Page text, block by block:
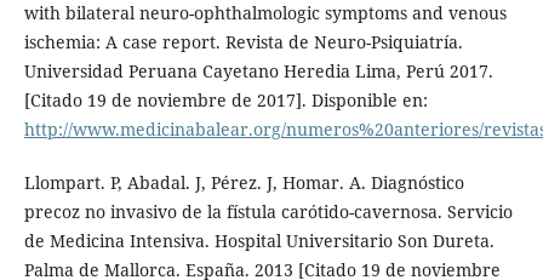
with bilateral neuro-ophthalmologic symptoms and venous
ischemia: A case report. Revista de Neuro-Psiquiatría.
Universidad Peruana Cayetano Heredia Lima, Perú 2017.
[Citado 19 de noviembre de 2017]. Disponible en:
http://www.medicinabalear.org/numeros%20anteriores/
Llompart. P, Abadal. J, Pérez. J, Homar. A. Diagnóstico
precoz no invasivo de la fístula carótido-cavernosa. Servicio
de Medicina Intensiva. Hospital Universitario Son Dureta.
Palma de Mallorca. España. 2013 [Citado 19 de noviembre